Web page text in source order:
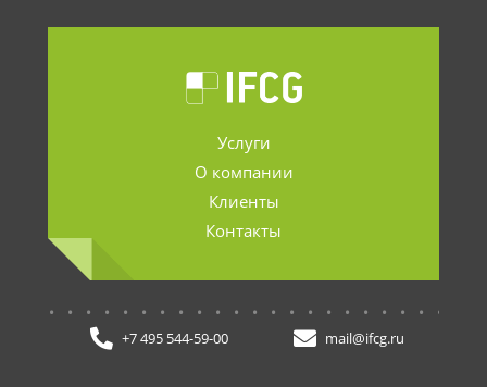
Услуги
О компании
Клиенты
Контакты
+7 495 544-59-00 mail@ifcg.ru